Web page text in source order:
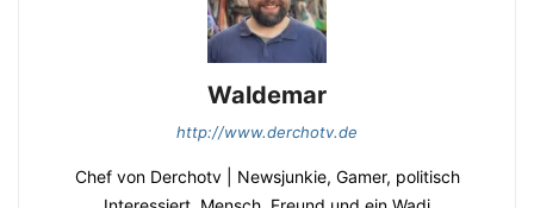
Waldemar
http://www.derchotv.de
Chef von Derchotv | Newsjunkie, Gamer, politisch